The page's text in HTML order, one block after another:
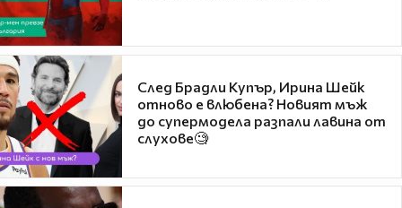
След Брадли Купър, Ирина Шейк
отново е влюбена? Новият мъж
до супермодела разпали лавина от
слухове🧐